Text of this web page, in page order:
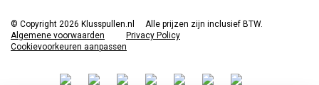
© Copyright 2026 Klusspullen.nl
Alle prijzen zijn inclusief BTW.
Algemene voorwaarden
Privacy Policy
Cookievoorkeuren aanpassen